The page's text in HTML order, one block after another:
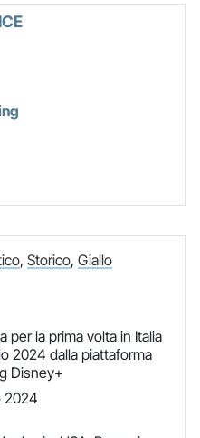
, Storico, Giallo
per la prima volta in Italia
2024 dalla piattaforma
Disney+
2024